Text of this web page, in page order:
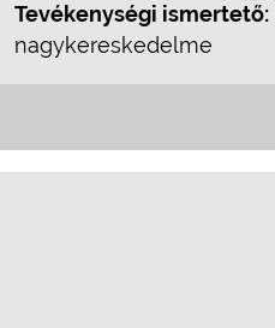
Tevékenységi ismertető:
nagykereskedelme